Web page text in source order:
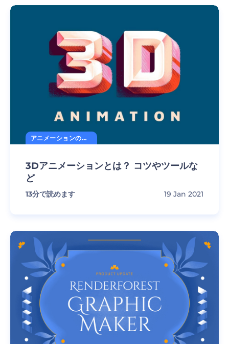
アニメーションの秘訣
3Dアニメーションとは？ コツやツールな
ど
13分で読めます 19 Jan 2021